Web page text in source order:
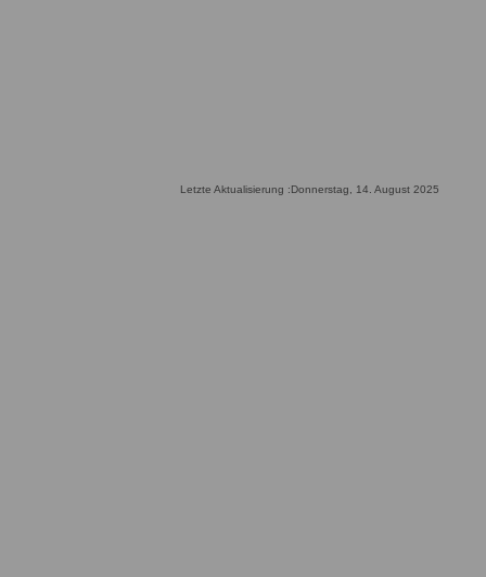
Letzte Aktualisierung :Donnerstag, 14. August 2025